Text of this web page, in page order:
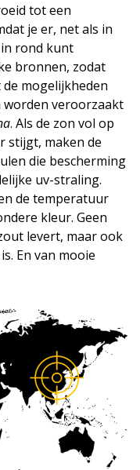
tot een
je er, net als in
rond kunt
bronnen, zodat
mogelijkheden
worden veroorzaakt
. Als de zon vol op
stijgt, maken de
die bescherming
uv-straling.
de temperatuur
kleur. Geen
levert, maar ook
En van mooie